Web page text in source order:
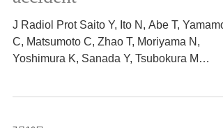
J Radiol Prot Saito Y, Ito N, Abe T,
C, Matsumoto C, Zhao T, Moriyama N,
Yoshimura K, Sanada Y, Tsubokura M